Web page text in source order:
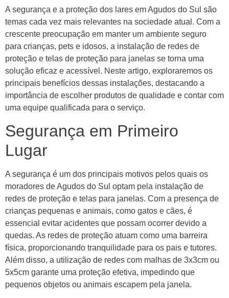
A segurança e a proteção dos lares em Agudos do Sul são
temas cada vez mais relevantes na sociedade atual. Com a
crescente preocupação em manter um ambiente seguro
para crianças, pets e idosos, a instalação de redes de
proteção e telas de proteção para janelas se torna uma
solução eficaz e acessível. Neste artigo, exploraremos os
principais benefícios dessas instalações, destacando a
importância de escolher produtos de qualidade e contar com
uma equipe qualificada para o serviço.
Segurança em Primeiro
Lugar
A segurança é um dos principais motivos pelos quais os
moradores de Agudos do Sul optam pela instalação de
redes de proteção e telas para janelas. Com a presença de
crianças pequenas e animais, como gatos e cães, é
essencial evitar acidentes que possam ocorrer devido a
quedas. As redes de proteção atuam como uma barreira
física, proporcionando tranquilidade para os pais e tutores.
Além disso, a utilização de redes com malhas de 3x3cm ou
5x5cm garante uma proteção efetiva, impedindo que
pequenos objetos ou animais escapem pela janela.